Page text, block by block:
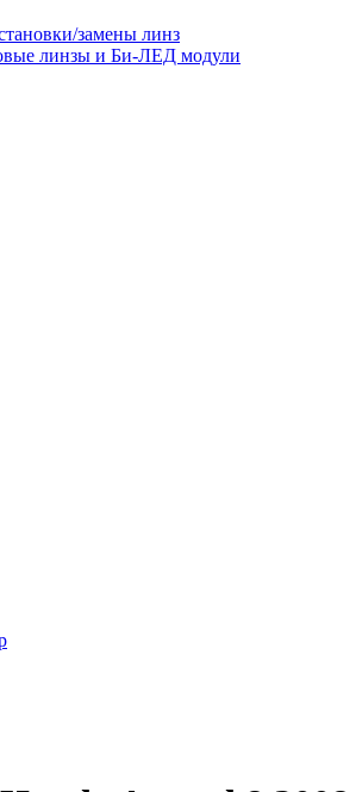
замены линз
линзы и Би-ЛЕД модули